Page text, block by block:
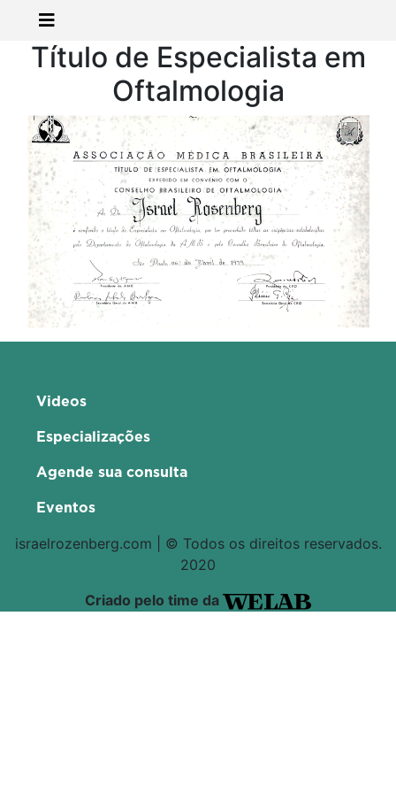
Título de Especialista em
Oftalmologia
Videos
Especializações
Agende sua consulta
Eventos
israelrozenberg.com | © Todos os direitos reservados.
2020
Criado pelo time da